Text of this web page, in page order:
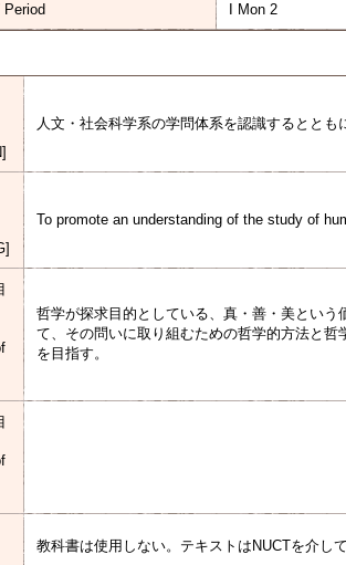
I Mon 2
人文・社会科学系の学問体系を認識するととも
To promote an understanding of the study of
哲学が探求目的としている、真・善・美とい
て、その問いに取り組むための哲学的方法と
を目指す。
教科書は使用しない。テキストはNUCTを介して